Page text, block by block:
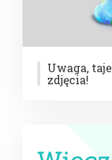
Uwaga,
zdjęcia!